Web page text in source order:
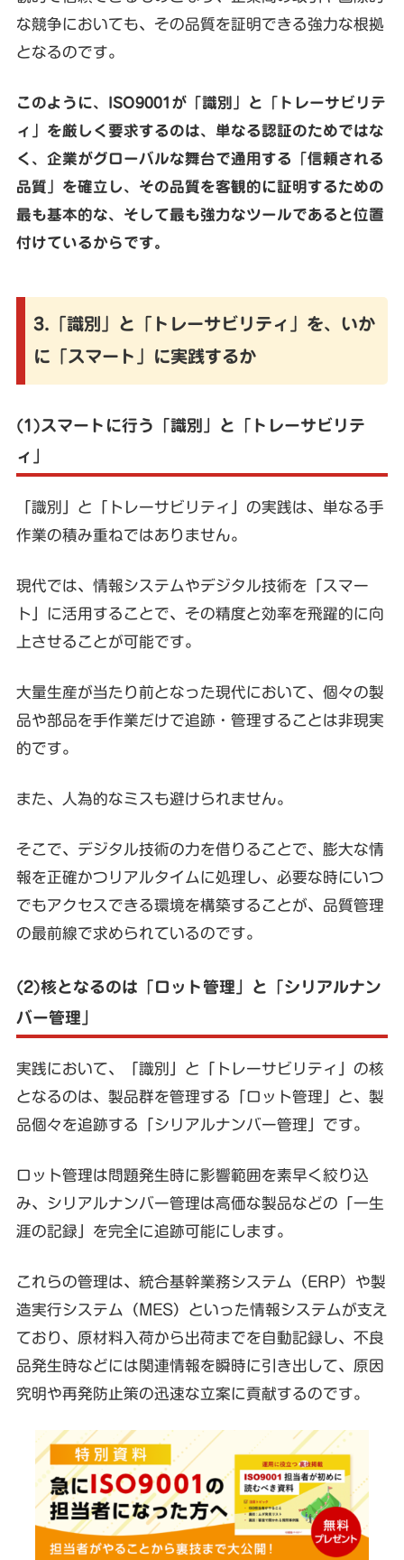
な競争においても、その品質を証明できる強力な根拠
となるのです。
このように、ISO9001が「識別」と「トレーサビリテ
ィ」を厳しく要求するのは、単なる認証のためではな
く、企業がグローバルな舞台で通用する「信頼される
品質」を確立し、その品質を客観的に証明するための
最も基本的な、そして最も強力なツールであると位置
付けているからです。
3.「識別」と「トレーサビリティ」を、いか
に「スマート」に実践するか
(1)スマートに行う「識別」と「トレーサビリテ
ィ」
「識別」と「トレーサビリティ」の実践は、単なる手
作業の積み重ねではありません。
現代では、情報システムやデジタル技術を「スマー
ト」に活用することで、その精度と効率を飛躍的に向
上させることが可能です。
大量生産が当たり前となった現代において、個々の製
品や部品を手作業だけで追跡・管理することは非現実
的です。
また、人為的なミスも避けられません。
そこで、デジタル技術の力を借りることで、膨大な情
報を正確かつリアルタイムに処理し、必要な時にいつ
でもアクセスできる環境を構築することが、品質管理
の最前線で求められているのです。
(2)核となるのは「ロット管理」と「シリアルナン
バー管理」
実践において、「識別」と「トレーサビリティ」の核
となるのは、製品群を管理する「ロット管理」と、製
品個々を追跡する「シリアルナンバー管理」です。
ロット管理は問題発生時に影響範囲を素早く絞り込
み、シリアルナンバー管理は高価な製品などの「一生
涯の記録」を完全に追跡可能にします。
これらの管理は、統合基幹業務システム（ERP）や製
造実行システム（MES）といった情報システムが支え
ており、原材料入荷から出荷までを自動記録し、不良
品発生時などには関連情報を瞬時に引き出して、原因
究明や再発防止策の迅速な立案に貢献するのです。